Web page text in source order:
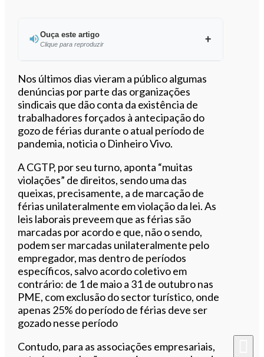
Ouça este artigo
Clique para reproduzir
Ouvir este artigo
Nos últimos dias vieram a público algumas
denúncias por parte das organizações
sindicais que dão conta da existência de
trabalhadores forçados à antecipação do
gozo de férias durante o atual período de
pandemia, noticia o Dinheiro Vivo.
A CGTP, por seu turno, aponta “muitas
violações” de direitos, sendo uma das
queixas, precisamente, a de marcação de
férias unilateralmente em violação da lei. As
leis laborais preveem que as férias são
marcadas por acordo e que, não o sendo,
podem ser marcadas unilateralmente pelo
empregador, mas dentro de períodos
específicos, salvo acordo coletivo em
contrário: de 1 de maio a 31 de outubro nas
PME, com exclusão do sector turístico, onde
apenas 25% do período de férias deve ser
gozado nesse período
Contudo, para as associações empresariais,